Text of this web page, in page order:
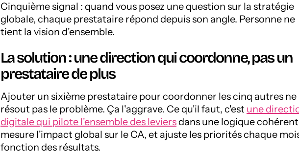
Cinquième signal : quand vous posez une question sur la stratégie
globale, chaque prestataire répond depuis son angle. Personne ne
tient la vision d'ensemble.
La solution : une direction qui coordonne, pas un
prestataire de plus
Ajouter un sixième prestataire pour coordonner les cinq autres ne
résout pas le problème. Ça l'aggrave. Ce qu'il faut, c'est une
digitale qui pilote l'ensemble des leviersdans une logique
mesure l'impact global sur le CA, et ajuste les priorités chaque
fonction des résultats.